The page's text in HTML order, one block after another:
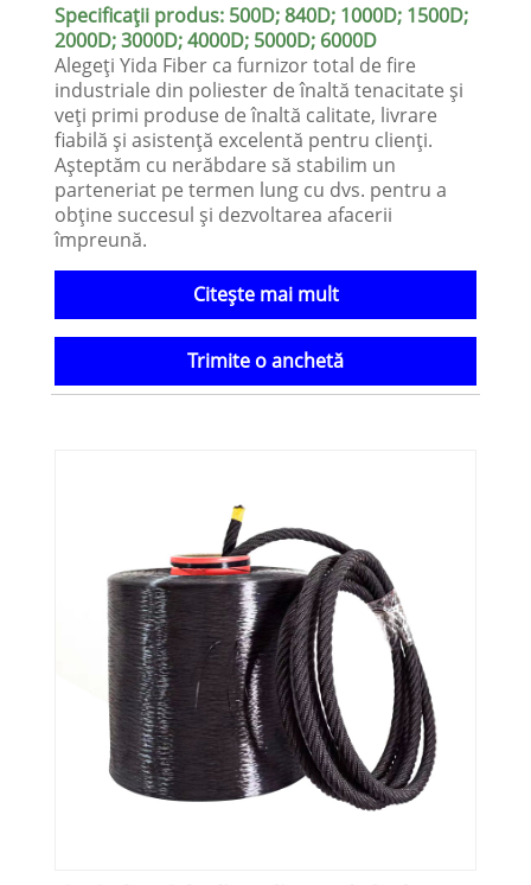
Specificații produs: 500D; 840D; 1000D; 1500D;
2000D; 3000D; 4000D; 5000D; 6000D
Alegeți Yida Fiber ca furnizor total de fire
industriale din poliester de înaltă tenacitate și
veți primi produse de înaltă calitate, livrare
fiabilă și asistență excelentă pentru clienți.
Așteptăm cu nerăbdare să stabilim un
parteneriat pe termen lung cu dvs. pentru a
obține succesul și dezvoltarea afacerii
împreună.
Citeşte mai mult
Trimite o anchetă